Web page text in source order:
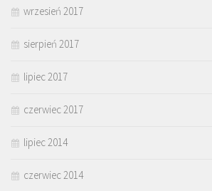
wrzesień 2017
sierpień 2017
lipiec 2017
czerwiec 2017
lipiec 2014
czerwiec 2014